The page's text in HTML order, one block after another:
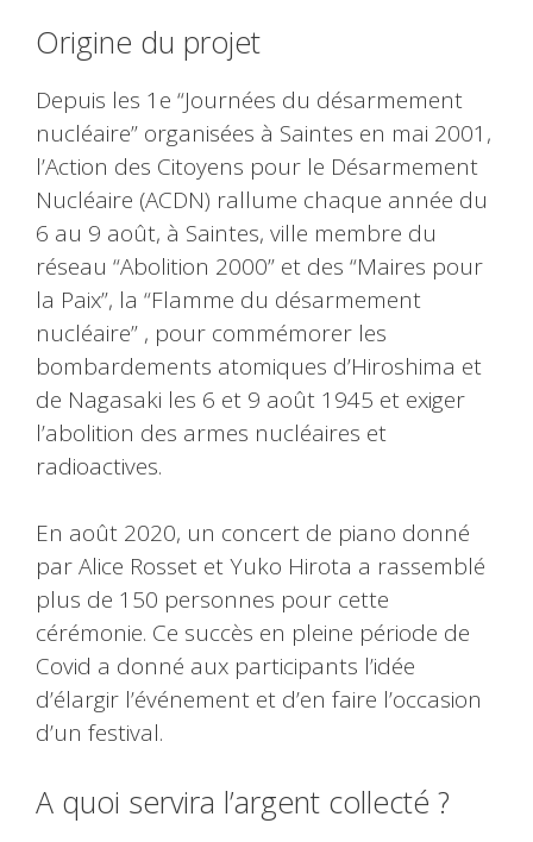
Origine du projet
Depuis les 1e “Journées du désarmement
nucléaire” organisées à Saintes en mai 2001,
l’Action des Citoyens pour le Désarmement
Nucléaire (ACDN) rallume chaque année du
6 au 9 août, à Saintes, ville membre du
réseau “Abolition 2000” et des “Maires pour
la Paix”, la “Flamme du désarmement
nucléaire” , pour commémorer les
bombardements atomiques d’Hiroshima et
de Nagasaki les 6 et 9 août 1945 et exiger
l’abolition des armes nucléaires et
radioactives.
En août 2020, un concert de piano donné
par Alice Rosset et Yuko Hirota a rassemblé
plus de 150 personnes pour cette
cérémonie. Ce succès en pleine période de
Covid a donné aux participants l’idée
d’élargir l’événement et d’en faire l’occasion
d’un festival.
A quoi servira l’argent collecté ?